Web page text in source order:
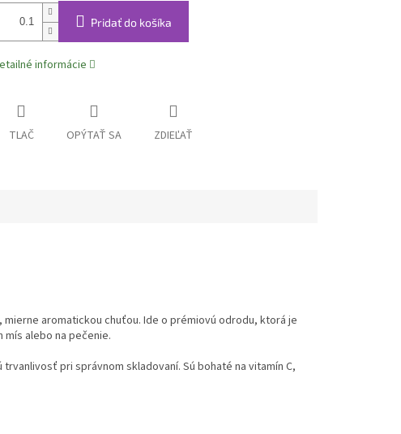
Pridať do košíka
informácie
TLAČ OPÝTAŤ SA ZDIEĽAŤ
aromatickou chuťou. Ide o prémiovú odrodu, ktorá je
mís alebo na pečenie.
pri správnom skladovaní. Sú bohaté na vitamín C,